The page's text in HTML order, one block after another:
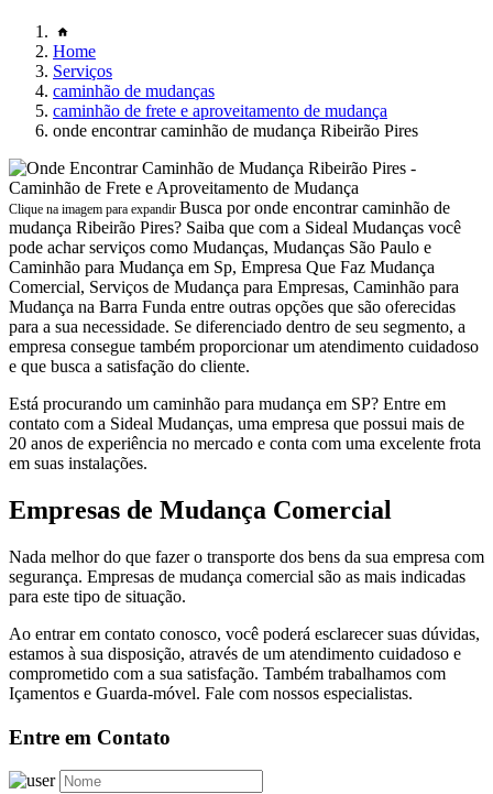
Home
Serviços
caminhão de mudanças
caminhão de frete e aproveitamento de mudança
onde encontrar caminhão de mudança Ribeirão Pires
Clique na imagem para expandir Busca por onde encontrar caminhão de
mudança Ribeirão Pires? Saiba que com a Sideal Mudanças você
pode achar serviços como Mudanças, Mudanças São Paulo e
Caminhão para Mudança em Sp, Empresa Que Faz Mudança
Comercial, Serviços de Mudança para Empresas, Caminhão para
Mudança na Barra Funda entre outras opções que são oferecidas
para a sua necessidade. Se diferenciado dentro de seu segmento, a
empresa consegue também proporcionar um atendimento cuidadoso
e que busca a satisfação do cliente.
Está procurando um caminhão para mudança em SP? Entre em
contato com a Sideal Mudanças, uma empresa que possui mais de
20 anos de experiência no mercado e conta com uma excelente frota
em suas instalações.
Empresas de Mudança Comercial
Nada melhor do que fazer o transporte dos bens da sua empresa com
segurança. Empresas de mudança comercial são as mais indicadas
para este tipo de situação.
Ao entrar em contato conosco, você poderá esclarecer suas dúvidas,
estamos à sua disposição, através de um atendimento cuidadoso e
comprometido com a sua satisfação. Também trabalhamos com
Içamentos e Guarda-móvel. Fale com nossos especialistas.
Entre em Contato